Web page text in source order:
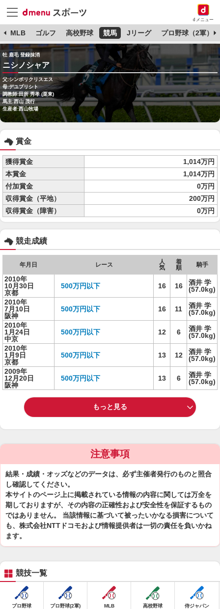
dメニュー
MLB ゴルフ 高校野球 競馬 Jリーグ プロ野球（2軍）
牡 鹿毛 登録抹消
ニシノシャア
父:シンボリクリスエス
母:デユプリシト
調教師:田所 秀孝 (栗東)
馬主:西山 茂行
生産者:西山牧場
賞金
獲得賞金
1,014万円
本賞金
1,014万円
付加賞金
0万円
収得賞金（平地）
200万円
収得賞金（障害）
0万円
競走成績
年月日 レース
人
気
着
順
騎手
2010年
10月30日
京都
500万円以下 16 16
酒井 学
(57.0kg)
2010年
7月10日
阪神
500万円以下 16 11
酒井 学
(57.0kg)
2010年
1月24日
中京
500万円以下 12 6
酒井 学
(57.0kg)
2010年
1月9日
京都
500万円以下 13 12
酒井 学
(57.0kg)
2009年
12月20日
阪神
500万円以下 13 6
酒井 学
(57.0kg)
もっと見る
注意事項
結果・成績・オッズなどのデータは、必ず主催者発行のものと照合
し確認してください。
本サイトのページ上に掲載されている情報の内容に関しては万全を
期しておりますが、その内容の正確性および安全性を保証するもの
ではありません。 当該情報に基づいて被ったいかなる損害について
も、株式会社NTTドコモおよび情報提供者は一切の責任を負いかね
ます。
競技一覧
プロ野球 プロ野球(2軍) MLB 高校野球 侍ジャパン